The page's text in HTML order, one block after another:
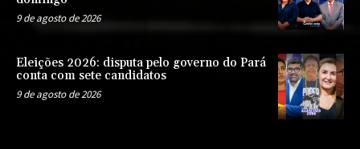
9 de agosto de 2026
Eleições 2026: disputa pelo governo do Pará
conta com sete candidatos
9 de agosto de 2026